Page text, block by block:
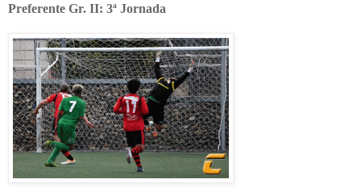
Preferente Gr. II: 3ª Jornada